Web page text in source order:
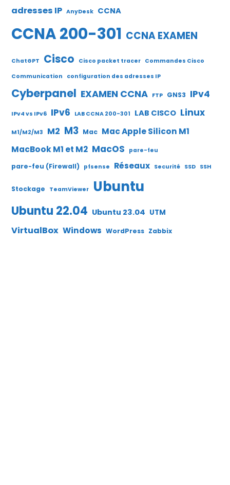
adresses IP AnyDesk CCNA
CCNA 200-301 CCNA EXAMEN
ChatGPT Cisco Cisco packet tracer Commandes Cisco
Communication
configuration des adresses IP
Cyberpanel EXAMEN CCNA FTP GNS3 IPv4
IPv4 vs IPv6 IPv6 LAB CCNA 200-301 LAB CISCO Linux
M1/M2/M3 M2 M3 Mac Mac Apple Silicon M1
MacBook M1 et M2 MacOS pare-feu
pare-feu (Firewall) pfsense Réseaux Securité SSD SSH
Stockage TeamViewer Ubuntu
Ubuntu 22.04 Ubuntu 23.04 UTM
VirtualBox Windows WordPress Zabbix